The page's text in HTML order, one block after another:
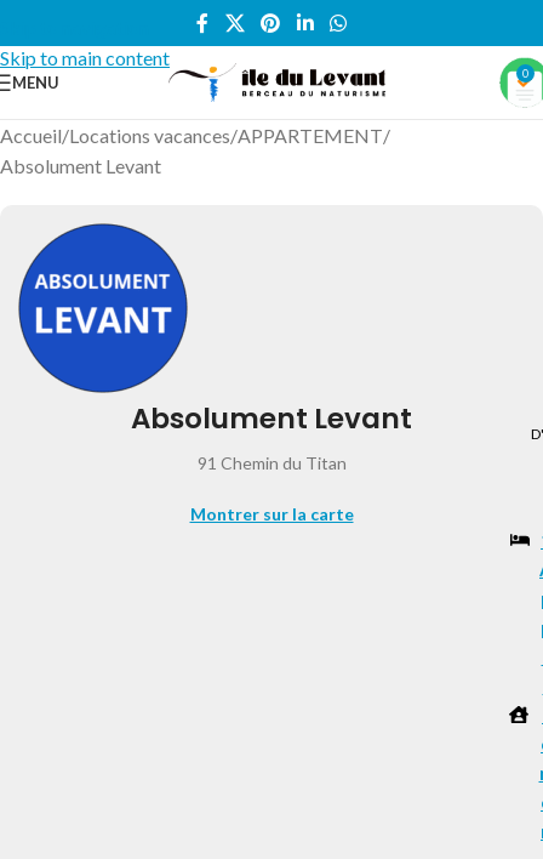
Skip to main content
MENU 0
Accueil/Locations vacances/APPARTEMENT/
Absolument Levant
Absolument Levant
91 Chemin du Titan
Montrer sur la carte